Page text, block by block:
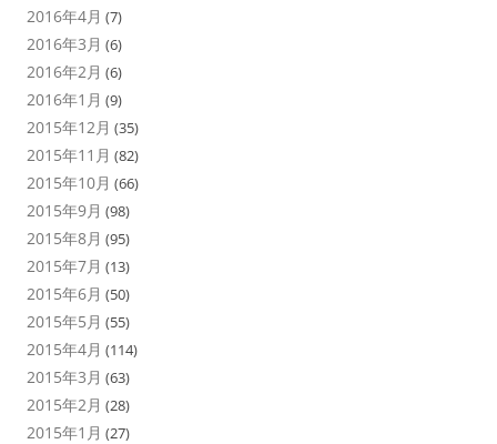
2016年4月 (7)
2016年3月 (6)
2016年2月 (6)
2016年1月 (9)
2015年12月 (35)
2015年11月 (82)
2015年10月 (66)
2015年9月 (98)
2015年8月 (95)
2015年7月 (13)
2015年6月 (50)
2015年5月 (55)
2015年4月 (114)
2015年3月 (63)
2015年2月 (28)
2015年1月 (27)